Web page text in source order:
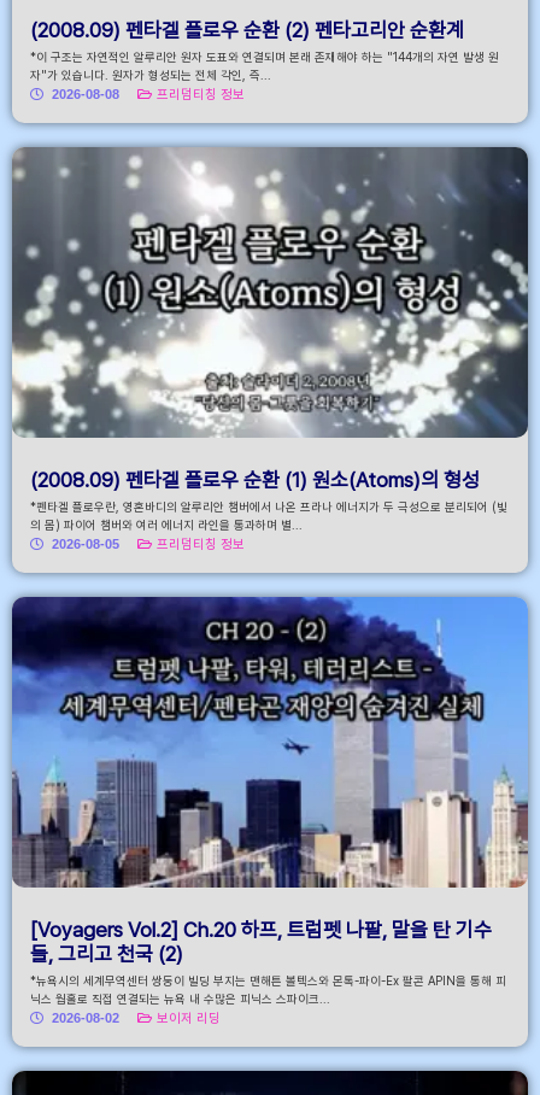
(2008.09) 펜타겔 플로우 순환 (2) 펜타고리안 순환계
*이 구조는 자연적인 알루리안 원자 도표와 연결되며 본래 존재해야 하는 "144개의 자연 발생 원
자"가 있습니다. 원자가 형성되는 전체 각인, 즉...
2026-08-08
프리덤티칭 정보
(2008.09) 펜타겔 플로우 순환 (1) 원소(Atoms)의 형성
*펜타겔 플로우란, 영혼바디의 알루리안 챔버에서 나온 프라나 에너지가 두 극성으로 분리되어 (빛
의 몸) 파이어 챔버와 여러 에너지 라인을 통과하며 별...
2026-08-05
프리덤티칭 정보
[Voyagers Vol.2] Ch.20 하프, 트럼펫 나팔, 말을 탄 기수
들, 그리고 천국 (2)
*뉴욕시의 세계무역센터 쌍둥이 빌딩 부지는 맨해튼 볼텍스와 몬톡-파이-Ex 팔콘 APIN을 통해 피
닉스 웜홀로 직접 연결되는 뉴욕 내 수많은 피닉스 스파이크...
2026-08-02
보이저 리딩